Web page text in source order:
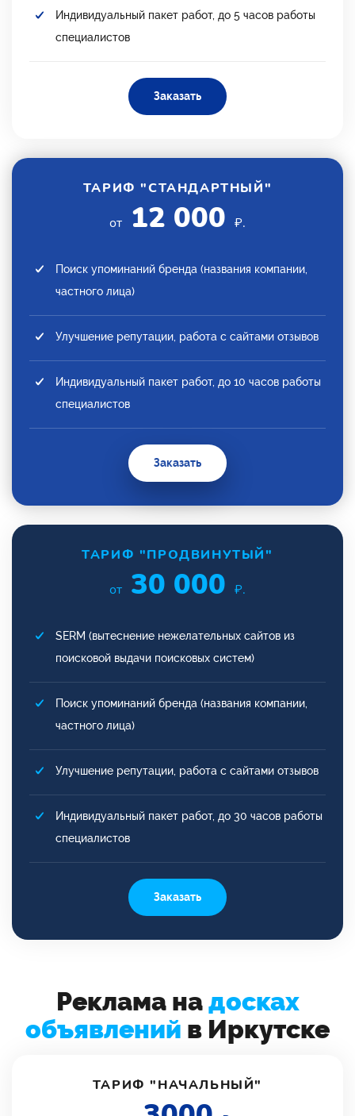
Индивидуальный пакет работ, до 5 часов работы
специалистов
Заказать
ТАРИФ "СТАНДАРТНЫЙ"
от 12 000 ₽.
Поиск упоминаний бренда (названия компании,
частного лица)
Улучшение репутации, работа с сайтами отзывов
Индивидуальный пакет работ, до 10 часов работы
специалистов
Заказать
ТАРИФ "ПРОДВИНУТЫЙ"
от 30 000 ₽.
SERM (вытеснение нежелательных сайтов из
поисковой выдачи поисковых систем)
Поиск упоминаний бренда (названия компании,
частного лица)
Улучшение репутации, работа с сайтами отзывов
Индивидуальный пакет работ, до 30 часов работы
специалистов
Заказать
Реклама надосках
объявлений в Иркутске
ТАРИФ "НАЧАЛЬНЫЙ"